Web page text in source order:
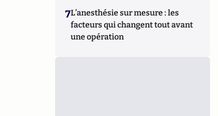
7L’anesthésie sur mesure : les
facteurs qui changent tout avant
une opération